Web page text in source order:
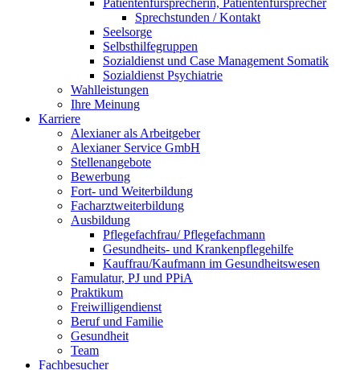
Sprechstunden / Kontakt
Seelsorge
Selbsthilfegruppen
Sozialdienst und Case Management Somatik
Sozialdienst Psychiatrie
Wahlleistungen
Ihre Meinung
Karriere
Alexianer als Arbeitgeber
Alexianer Service GmbH
Stellenangebote
Bewerbung
Fort- und Weiterbildung
Facharztweiterbildung
Ausbildung
Pflegefachfrau/ Pflegefachmann
Gesundheits- und Krankenpflegehilfe
Kauffrau/Kaufmann im Gesundheitswesen
Famulatur, PJ und PPiA
Praktikum
Freiwilligendienst
Beruf und Familie
Gesundheit
Team
Fachbesucher